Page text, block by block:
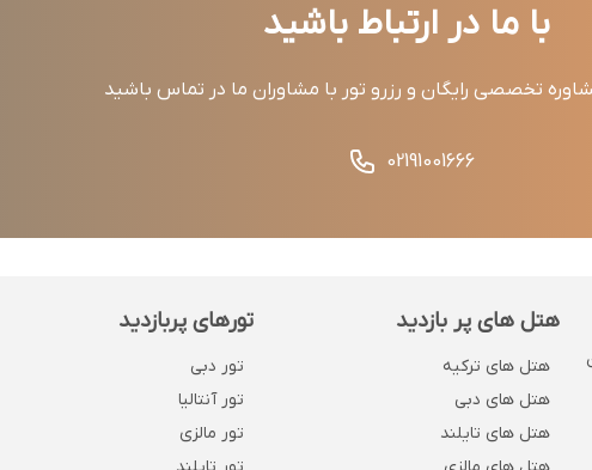
با ما در ارتباط باشید
تخصصی رایگان و رزرو تور با مشاوران ما در تماس باشید
02191001666
هتل های پر بازدید
هتل های ترکیه
هتل های دبی
هتل های تایلند
تورهای پربازدید
تور دبی
تور آنتالیا
تور مالزی